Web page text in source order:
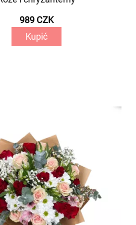
989 CZK
Kupić